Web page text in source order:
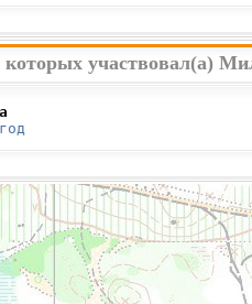
которых участвовал(а)